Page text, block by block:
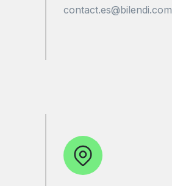
contact.es@bilendi.com